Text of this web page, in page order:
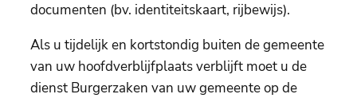
documenten (bv. identiteitskaart, rijbewijs).
Als u tijdelijk en kortstondig buiten de gemeente
van uw hoofdverblijfplaats verblijft moet u de
dienst Burgerzaken van uw gemeente op de